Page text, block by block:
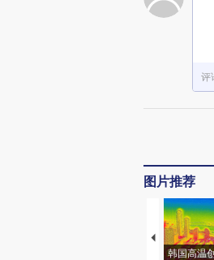
评
图片推荐
韩国高温